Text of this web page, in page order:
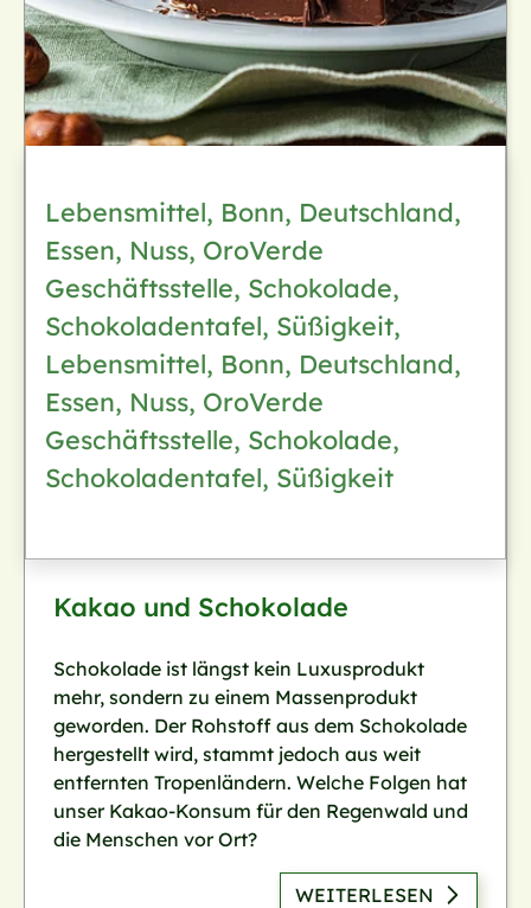
Lebensmittel, Bonn, Deutschland,
Essen, Nuss, OroVerde
Geschäftsstelle, Schokolade,
Schokoladentafel, Süßigkeit,
Lebensmittel, Bonn, Deutschland,
Essen, Nuss, OroVerde
Geschäftsstelle, Schokolade,
Schokoladentafel, Süßigkeit
Kakao und Schokolade
Schokolade ist längst kein Luxusprodukt
mehr, sondern zu einem Massenprodukt
geworden. Der Rohstoff aus dem Schokolade
hergestellt wird, stammt jedoch aus weit
entfernten Tropenländern. Welche Folgen hat
unser Kakao-Konsum für den Regenwald und
die Menschen vor Ort?
WEITERLESEN